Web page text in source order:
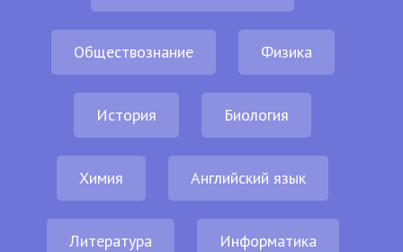
Обществознание Физика
История Биология
Химия Английский язык
Литература Информатика